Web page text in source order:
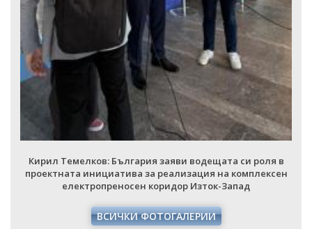
Кирил Темелков: България заяви водещата си роля в
проектната инициатива за реализация на комплексен
електропреносен коридор Изток-Запад
ВСИЧКИ ФОТОГАЛЕРИИ